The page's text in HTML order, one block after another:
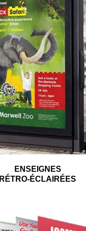
ENSEIGNES
RÉTRO-ÉCLAIRÉES